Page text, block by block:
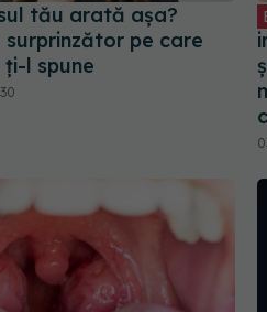
tău arată așa?
pe care
ți-l spune